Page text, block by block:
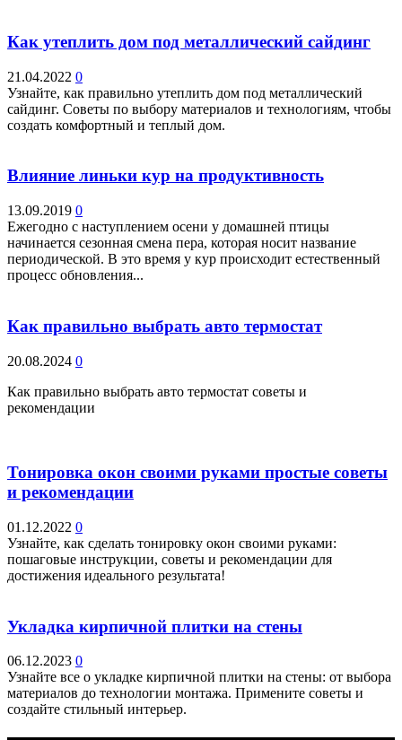
Как утеплить дом под металлический сайдинг
21.04.2022 0
Узнайте, как правильно утеплить дом под металлический
сайдинг. Советы по выбору материалов и технологиям, чтобы
создать комфортный и теплый дом.
Влияние линьки кур на продуктивность
13.09.2019 0
Ежегодно с наступлением осени у домашней птицы
начинается сезонная смена пера, которая носит название
периодической. В это время у кур происходит естественный
процесс обновления...
Как правильно выбрать авто термостат
20.08.2024 0
Как правильно выбрать авто термостат советы и
рекомендации
Тонировка окон своими руками простые советы
и рекомендации
01.12.2022 0
Узнайте, как сделать тонировку окон своими руками:
пошаговые инструкции, советы и рекомендации для
достижения идеального результата!
Укладка кирпичной плитки на стены
06.12.2023 0
Узнайте все о укладке кирпичной плитки на стены: от выбора
материалов до технологии монтажа. Примените советы и
создайте стильный интерьер.